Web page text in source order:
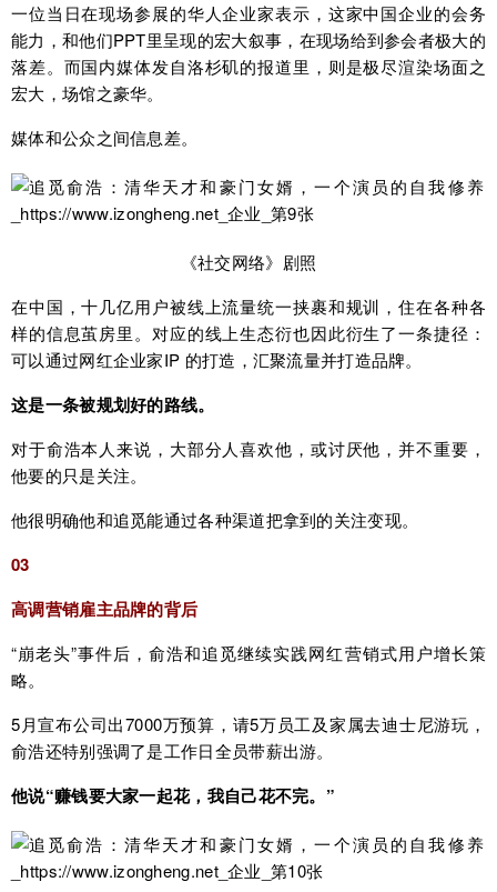
一位当日在现场参展的华人企业家表示，这家中国企业的会务
能力，和他们PPT里呈现的宏大叙事，在现场给到参会者极大的
落差。而国内媒体发自洛杉矶的报道里，则是极尽渲染场面之
宏大，场馆之豪华。
媒体和公众之间信息差。
《社交网络》剧照
在中国，十几亿用户被线上流量统一挟裹和规训，住在各种各
样的信息茧房里。对应的线上生态衍也因此衍生了一条捷径：
可以通过网红企业家IP 的打造，汇聚流量并打造品牌。
这是一条被规划好的路线。
对于俞浩本人来说，大部分人喜欢他，或讨厌他，并不重要，
他要的只是关注。
他很明确他和追觅能通过各种渠道把拿到的关注变现。
03
高调营销雇主品牌的背后
“崩老头”事件后，俞浩和追觅继续实践网红营销式用户增长策
略。
5月宣布公司出7000万预算，请5万员工及家属去迪士尼游玩，
俞浩还特别强调了是工作日全员带薪出游。
他说“赚钱要大家一起花，我自己花不完。”